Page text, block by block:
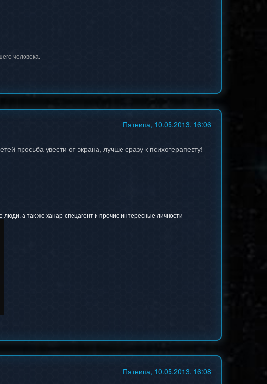
человека.
Пятница, 10.05.2013, 16:06
просьба увести от экрана, лучше сразу к психотерапевту!
а так же ханар-спецагент и прочие интересные личности
Пятница, 10.05.2013, 16:08